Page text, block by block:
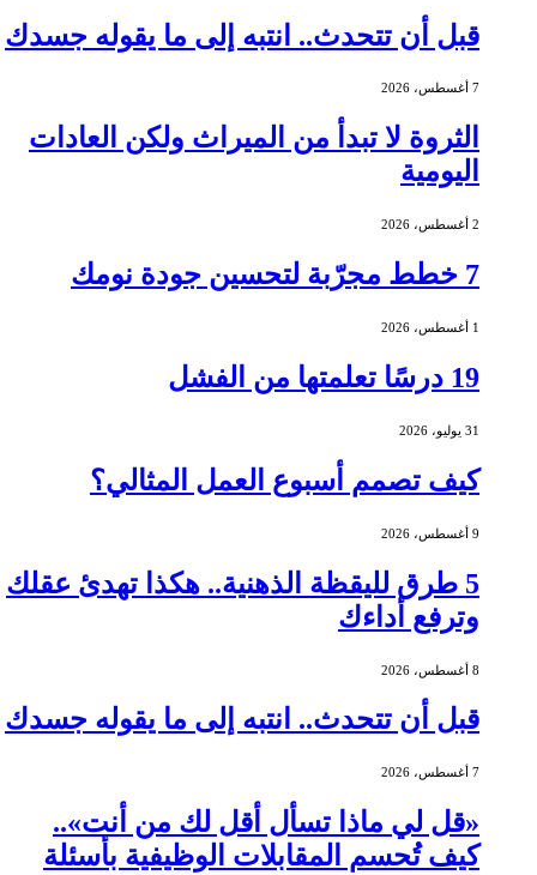
قبل أن تتحدث.. انتبه إلى ما يقوله جسدك
7 أغسطس، 2026
الثروة لا تبدأ من الميراث ولكن العادات
اليومية
2 أغسطس، 2026
7 خطط مجرّبة لتحسين جودة نومك
1 أغسطس، 2026
19 درسًا تعلمتها من الفشل
31 يوليو، 2026
كيف تصمم أسبوع العمل المثالي؟
9 أغسطس، 2026
5 طرق لليقظة الذهنية.. هكذا تهدئ عقلك
وترفع أداءك
8 أغسطس، 2026
قبل أن تتحدث.. انتبه إلى ما يقوله جسدك
7 أغسطس، 2026
«قل لي ماذا تسأل أقل لك من أنت»..
كيف تُحسم المقابلات الوظيفية بأسئلة